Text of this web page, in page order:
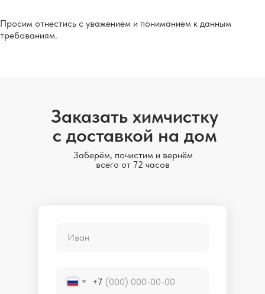
Просим отнестись с уважением и пониманием к данным
требованиям.
Заказать химчистку
с доставкой на дом
Заберём, почистим и вернём
всего от 72 часов
+7